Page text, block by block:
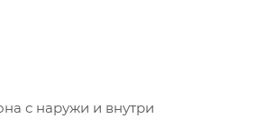
с наружи и внутри